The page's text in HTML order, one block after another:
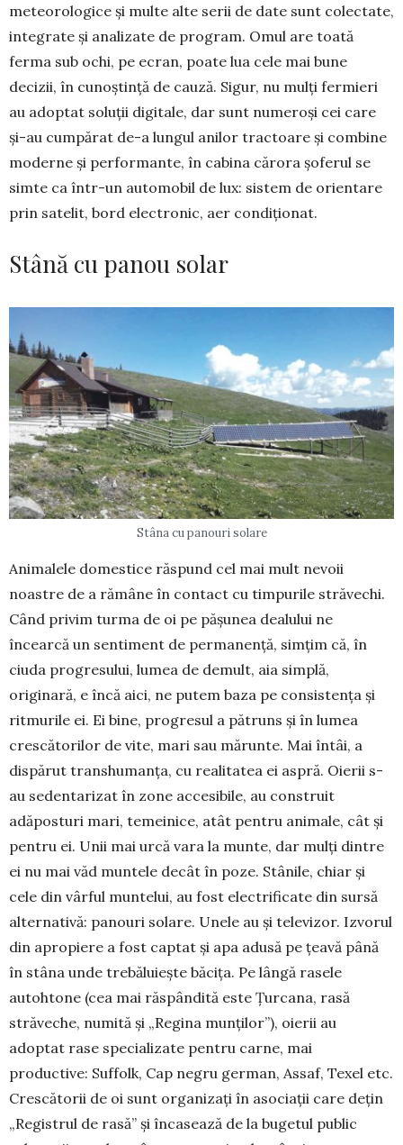
meteo­rologice și mul­te al­te serii de date sunt colectate,
integrate și anali­zate de program. Omul are toată
ferma sub ochi, pe ecran, poate lua cele mai bune
decizii, în cunoș­tință de cauză. Sigur, nu mulți fermieri
au adoptat soluții digitale, dar sunt numeroși cei care
și-au cumpărat de-a lungul anilor tractoare și com­bine
moderne și performante, în cabina cărora șo­ferul se
simte ca într-un automobil de lux: sistem de orien­tare
prin satelit, bord electronic, aer condiționat.
Stână cu panou solar
Stâna cu panouri solare
Animalele domestice răspund cel mai mult nevoii
noastre de a rămâne în contact cu timpurile străvechi.
Când privim turma de oi pe pășunea dealului ne
încearcă un sentiment de permanență, simțim că, în
ciuda progresului, lumea de demult, aia simplă,
originară, e încă aici, ne putem baza pe consistența și
ritmurile ei. Ei bine, progresul a pătruns și în lumea
crescătorilor de vite, mari sau mărunte. Mai întâi, a
dispărut transhumanța, cu realitatea ei aspră. Oierii s-
au sedentarizat în zone accesibile, au construit
adăposturi mari, temeinice, atât pentru animale, cât și
pentru ei. Unii mai urcă vara la munte, dar mulți dintre
ei nu mai văd mun­tele decât în poze. Stânile, chiar și
cele din vârful muntelui, au fost electrificate din sursă
alternativă: panouri solare. Unele au și televizor. Izvorul
din apro­piere a fost captat și apa adusă pe țeavă până
în stâ­na unde trebăluiește bă­cița. Pe lângă rasele
autohtone (cea mai răspândită este Țur­cana, rasă
străveche, nu­mită și „Regina mun­ților”), oierii au
adoptat ra­se specializate pen­tru car­ne, mai
productive: Suffolk, Cap negru german, Assaf, Texel etc.
Crescătorii de oi sunt organizați în aso­cia­ții care dețin
„Registrul de rasă” și încasează de la buge­tul public